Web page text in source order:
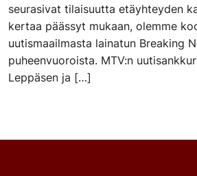
seurasivat tilaisuutta etäyhteyden
kertaa päässyt mukaan, olemme
uutismaailmasta lainatun Breaking
puheenvuoroista. MTV:n
Leppäsen ja […]